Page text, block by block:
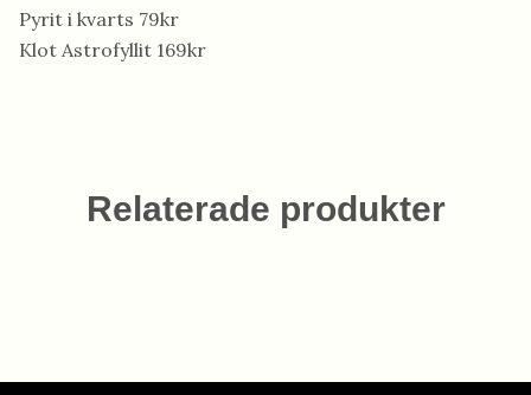
Pyrit i kvarts 79kr
Klot Astrofyllit 169kr
Relaterade produkter